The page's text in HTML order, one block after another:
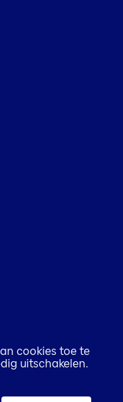
cookies toe te
uitschakelen.